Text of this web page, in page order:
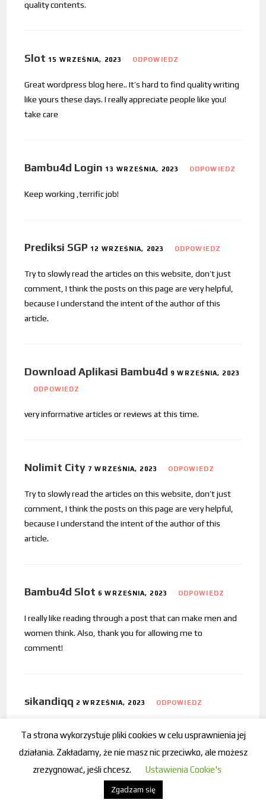
quality contents.
Slot 15 WRZEŚNIA, 2023 ODPOWIEDZ
Great wordpress blog here.. It’s hard to find quality writing
like yours these days. I really appreciate people like you!
take care
Bambu4d Login 13 WRZEŚNIA, 2023 ODPOWIEDZ
Keep working ,terrific job!
Prediksi SGP 12 WRZEŚNIA, 2023 ODPOWIEDZ
Try to slowly read the articles on this website, don’t just
comment, I think the posts on this page are very helpful,
because I understand the intent of the author of this
article.
Download Aplikasi Bambu4d 9 WRZEŚNIA, 2023
ODPOWIEDZ
very informative articles or reviews at this time.
Nolimit City 7 WRZEŚNIA, 2023 ODPOWIEDZ
Try to slowly read the articles on this website, don’t just
comment, I think the posts on this page are very helpful,
because I understand the intent of the author of this
article.
Bambu4d Slot 6 WRZEŚNIA, 2023 ODPOWIEDZ
I really like reading through a post that can make men and
women think. Also, thank you for allowing me to
comment!
sikandiqq 2 WRZEŚNIA, 2023 ODPOWIEDZ
1 WRZEŚNIA, 2023 ODPOWIEDZ
Ta strona wykorzystuje pliki cookies w celu usprawnienia jej
działania. Zakładamy, że nie masz nic przeciwko, ale możesz
zrezygnować, jeśli chcesz.
Ustawienia Cookie's
Zgadzam się